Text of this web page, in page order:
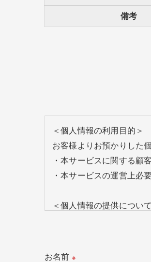
備考
＜個人情報の利用目的＞
お客様よりお預かりした
・本サービスに関する顧
・本サービスの運営上必
＜個人情報の提供につい
お名前 ※